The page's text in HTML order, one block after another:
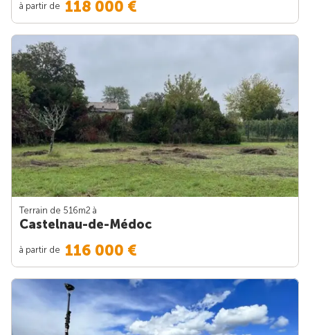
à partir de 118 000 €
Terrain de 516m2 à
Castelnau-de-Médoc
à partir de 116 000 €